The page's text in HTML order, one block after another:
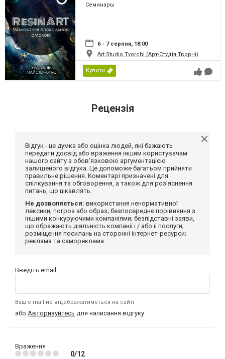
Семинары
6 - 7 серпня, 18:00
Art Studio Tvorchi (Арт-Студія Творчі)
Купити
Рецензія
Відгук - це думка або оцінка людей, які бажають
передати досвід або враження іншим користувачам
нашого сайту з обов'язковою аргументацією
залишеного відгука. Це допоможе багатьом прийняти
правильне рішення. Коментарі призначені для
спілкування та обговорення, а також для роз'яснення
питань, що цікавлять.
Не дозволяється: використання ненормативної
лексики, погроз або образ; безпосереднє порівняння з
іншими конкуруючими компаніями; безпідставні заяви,
що ображають діяльність компанії і / або її послуги;
розміщення посилань на сторонні інтернет-ресурси;
реклама та самореклама.
Введіть email:
Ваш e-mail не відображатиметься на сайті
або Авторизуйтесь для написання відгуку
Враження
0/12